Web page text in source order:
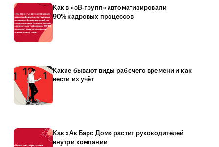
Как в «эВ-групп» автоматизировали
90% кадровых процессов
Какие бывают виды рабочего времени и как
вести их учёт
Как «Ак Барс Дом» растит руководителей
внутри компании